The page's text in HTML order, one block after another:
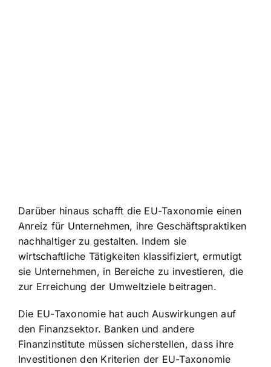
Darüber hinaus schafft die EU-Taxonomie einen
Anreiz für Unternehmen, ihre Geschäftspraktiken
nachhaltiger zu gestalten. Indem sie
wirtschaftliche Tätigkeiten klassifiziert, ermutigt
sie Unternehmen, in Bereiche zu investieren, die
zur Erreichung der Umweltziele beitragen.
Die EU-Taxonomie hat auch Auswirkungen auf
den Finanzsektor. Banken und andere
Finanzinstitute müssen sicherstellen, dass ihre
Investitionen den Kriterien der EU-Taxonomie